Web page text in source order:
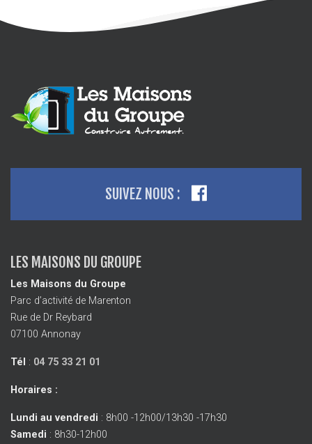
SUIVEZ NOUS :
LES MAISONS DU GROUPE
Les Maisons du Groupe
Parc d’activité de Marenton
Rue de Dr Reybard
07100 Annonay
Tél : 04 75 33 21 01
Horaires :
Lundi au vendredi : 8h00 -12h00/13h30 -17h30
Samedi : 8h30-12h00